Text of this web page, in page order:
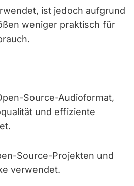
ist jedoch aufgrund
weniger praktisch für
Source-Audioformat,
und effiziente
Source-Projekten und
verwendet.